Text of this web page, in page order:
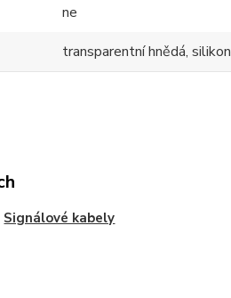
ne
transparentní hnědá, silikon
Signálové kabely